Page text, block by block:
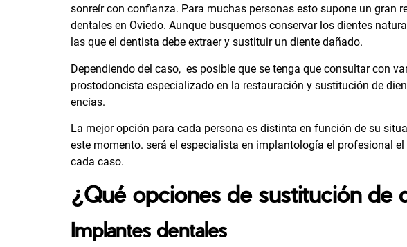
sonreír con confianza. Para muchas personas esto supone un gran
dentales en Oviedo. Aunque busquemos conservar los dientes
las que el dentista debe extraer y sustituir un diente dañado.
Dependiendo del caso, es posible que se tenga que consultar con
prostodoncista especializado en la restauración y sustitución de
encías.
La mejor opción para cada persona es distinta en función de su
este momento. será el especialista en implantología el profesional
cada caso.
¿Qué opciones de sustitución de
Implantes dentales